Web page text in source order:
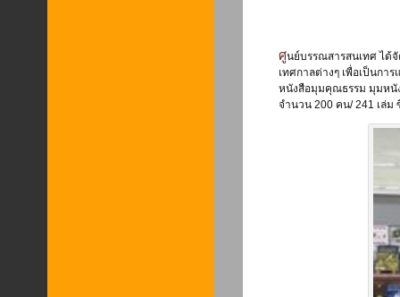
ศูนย์บรรณสารสนเทศ ได้จัดกิจกรรม การจัดแสดงหนังสือตามวันสำคัญ และจัดแสดงหนังสือร่วมกับคณะวิชาใน
เทศกาลต่างๆ เพื่อเป็นกา
หนังสือมุมคุณธรรม มุมหนั
จำนวน 200 คน/ 241 เล่ม